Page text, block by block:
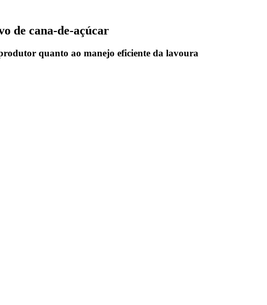
de cana-de-açúcar
quanto ao manejo eficiente da lavoura